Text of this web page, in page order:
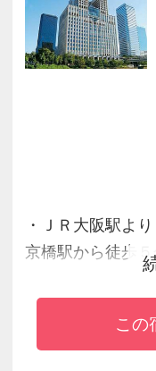
・ＪＲ大阪駅よ
京橋駅から徒歩５
・大阪はもちろ
利。
・緑の多い大阪
この